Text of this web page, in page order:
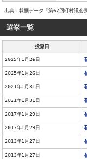
出典：報酬データ「第67回町村議会
選挙一覧
投票日
2025年1月26日
2025年1月26日
2021年1月31日
2021年1月31日
2017年1月29日
2017年1月29日
2013年1月27日
2013年1月27日